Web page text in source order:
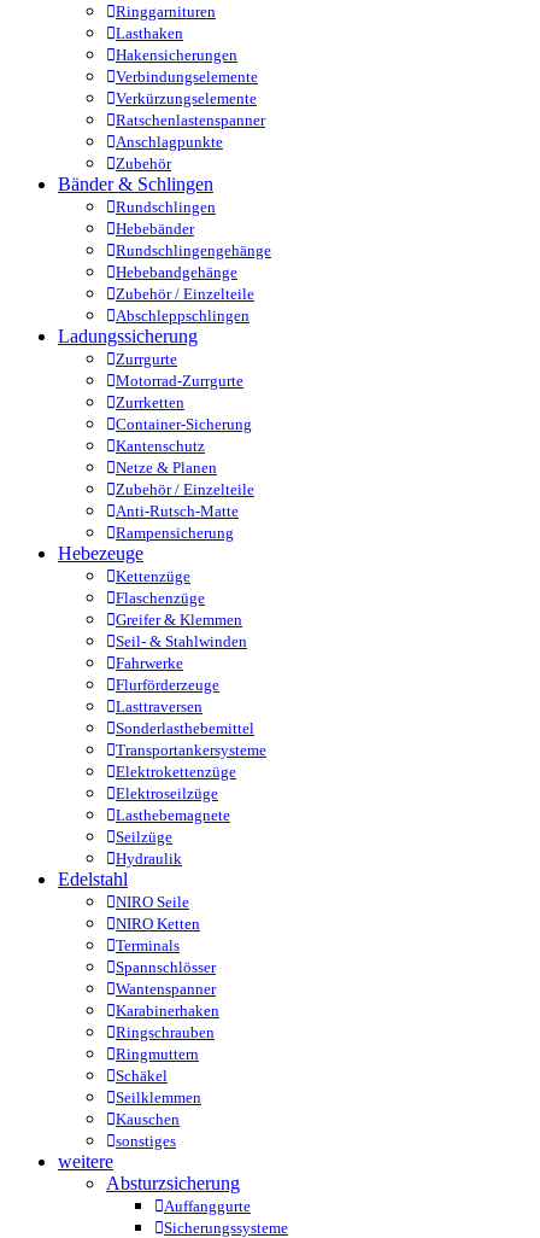
Ringgarnituren
Lasthaken
Hakensicherungen
Verbindungselemente
Verkürzungselemente
Ratschenlastenspanner
Anschlagpunkte
Zubehör
Bänder & Schlingen
Rundschlingen
Hebebänder
Rundschlingengehänge
Hebebandgehänge
Zubehör / Einzelteile
Abschleppschlingen
Ladungssicherung
Zurrgurte
Motorrad-Zurrgurte
Zurrketten
Container-Sicherung
Kantenschutz
Netze & Planen
Zubehör / Einzelteile
Anti-Rutsch-Matte
Rampensicherung
Hebezeuge
Kettenzüge
Flaschenzüge
Greifer & Klemmen
Seil- & Stahlwinden
Fahrwerke
Flurförderzeuge
Lasttraversen
Sonderlasthebemittel
Transportankersysteme
Elektrokettenzüge
Elektroseilzüge
Lasthebemagnete
Seilzüge
Hydraulik
Edelstahl
NIRO Seile
NIRO Ketten
Terminals
Spannschlösser
Wantenspanner
Karabinerhaken
Ringschrauben
Ringmuttern
Schäkel
Seilklemmen
Kauschen
sonstiges
weitere
Absturzsicherung
Auffanggurte
Sicherungssysteme